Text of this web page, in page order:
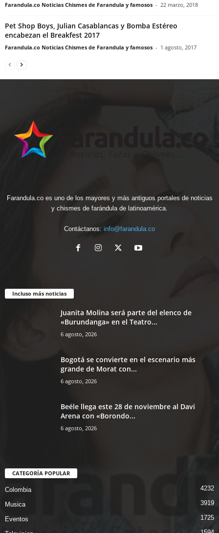
Farandula.co Noticias Chismes de Farandula y famosos - 22 marzo, 2018
Pet Shop Boys, Julian Casablancas y Bomba Estéreo
encabezan el Breakfest 2017
Farandula.co Noticias Chismes de Farandula y famosos - 1 agosto, 2017
Farandula.co es uno de los mayores y más antiguos portales de noticias
y chismes de farándula de latinoamérica.
Contáctanos: info@farandula.co
Incluso más noticias
Juanita Molina será parte del elenco de
«Burundanga» en el Teatro...
6 agosto, 2026
Bogotá se convierte en el escenario más
grande de Morat con...
6 agosto, 2026
Beéle llega este 28 de noviembre al Davi
Arena con «Borondo...
6 agosto, 2026
CATEGORÍA POPULAR
Colombia 4232
Musica 3919
Eventos 1725